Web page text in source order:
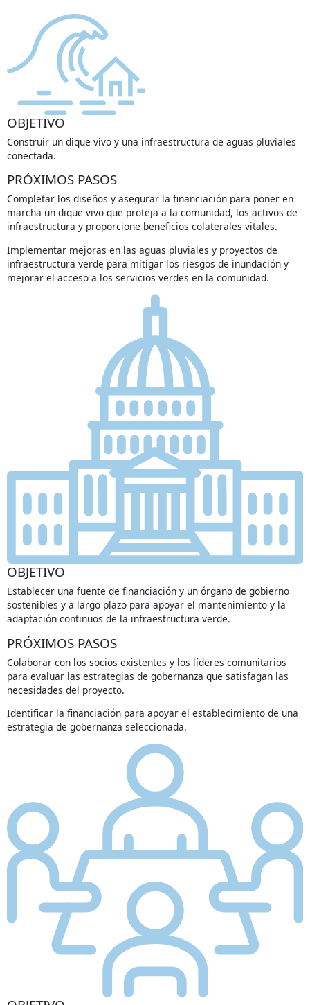
OBJETIVO
Construir un dique vivo y una infraestructura de aguas pluviales
conectada.
PRÓXIMOS PASOS
Completar los diseños y asegurar la financiación para poner en
marcha un dique vivo que proteja a la comunidad, los activos de
infraestructura y proporcione beneficios colaterales vitales.
Implementar mejoras en las aguas pluviales y proyectos de
infraestructura verde para mitigar los riesgos de inundación y
mejorar el acceso a los servicios verdes en la comunidad.
OBJETIVO
Establecer una fuente de financiación y un órgano de gobierno
sostenibles y a largo plazo para apoyar el mantenimiento y la
adaptación continuos de la infraestructura verde.
PRÓXIMOS PASOS
Colaborar con los socios existentes y los líderes comunitarios
para evaluar las estrategias de gobernanza que satisfagan las
necesidades del proyecto.
Identificar la financiación para apoyar el establecimiento de una
estrategia de gobernanza seleccionada.